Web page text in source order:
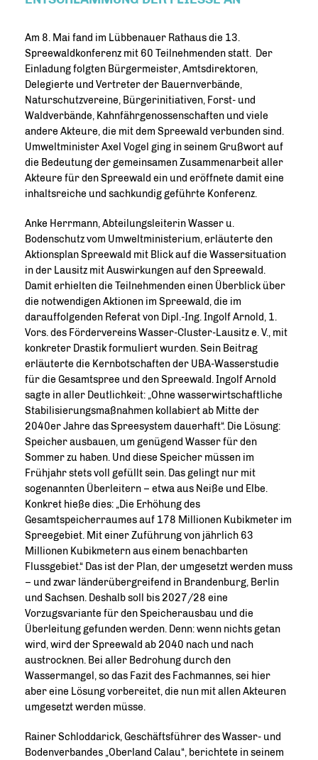
Am 8. Mai fand im Lübbenauer Rathaus die 13.
Spreewaldkonferenz mit 60 Teilnehmenden statt. Der
Einladung folgten Bürgermeister, Amtsdirektoren,
Delegierte und Vertreter der Bauernverbände,
Naturschutzvereine, Bürgerinitiativen, Forst- und
Waldverbände, Kahnfährgenossenschaften und viele
andere Akteure, die mit dem Spreewald verbunden sind.
Umweltminister Axel Vogel ging in seinem Grußwort auf
die Bedeutung der gemeinsamen Zusammenarbeit aller
Akteure für den Spreewald ein und eröffnete damit eine
inhaltsreiche und sachkundig geführte Konferenz.
Anke Herrmann, Abteilungsleiterin Wasser u.
Bodenschutz vom Umweltministerium, erläuterte den
Aktionsplan Spreewald mit Blick auf die Wassersituation
in der Lausitz mit Auswirkungen auf den Spreewald.
Damit erhielten die Teilnehmenden einen Überblick über
die notwendigen Aktionen im Spreewald, die im
darauffolgenden Referat von Dipl.-Ing. Ingolf Arnold, 1.
Vors. des Fördervereins Wasser-Cluster-Lausitz e. V., mit
konkreter Drastik formuliert wurden. Sein Beitrag
erläuterte die Kernbotschaften der UBA-Wasserstudie
für die Gesamtspree und den Spreewald. Ingolf Arnold
sagte in aller Deutlichkeit: „Ohne wasserwirtschaftliche
Stabilisierungsmaßnahmen kollabiert ab Mitte der
2040er Jahre das Spreesystem dauerhaft“. Die Lösung:
Speicher ausbauen, um genügend Wasser für den
Sommer zu haben. Und diese Speicher müssen im
Frühjahr stets voll gefüllt sein. Das gelingt nur mit
sogenannten Überleitern – etwa aus Neiße und Elbe.
Konkret hieße dies: „Die Erhöhung des
Gesamtspeicherraumes auf 178 Millionen Kubikmeter im
Spreegebiet. Mit einer Zuführung von jährlich 63
Millionen Kubikmetern aus einem benachbarten
Flussgebiet.“ Das ist der Plan, der umgesetzt werden muss
– und zwar länderübergreifend in Brandenburg, Berlin
und Sachsen. Deshalb soll bis 2027/28 eine
Vorzugsvariante für den Speicherausbau und die
Überleitung gefunden werden. Denn: wenn nichts getan
wird, wird der Spreewald ab 2040 nach und nach
austrocknen. Bei aller Bedrohung durch den
Wassermangel, so das Fazit des Fachmannes, sei hier
aber eine Lösung vorbereitet, die nun mit allen Akteuren
umgesetzt werden müsse.
Rainer Schloddarick, Geschäftsführer des Wasser- und
Bodenverbandes „Oberland Calau“, berichtete in seinem